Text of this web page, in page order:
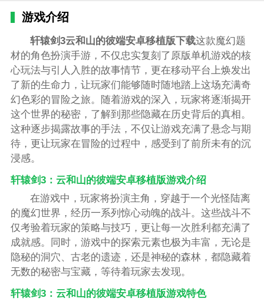
游戏介绍
轩辕剑3云和山的彼端安卓移植版下载这款魔幻题
材的角色扮演手游，不仅忠实复刻了原版单机游戏的核
心玩法与引人入胜的故事情节，更在移动平台上焕发出
了新的生命力，让玩家们能够随时随地踏上这场充满奇
幻色彩的冒险之旅。随着游戏的深入，玩家将逐渐揭开
这个世界的秘密，了解到那些隐藏在历史背后的真相。
这种逐步揭露故事的手法，不仅让游戏充满了悬念与期
待，更让玩家在冒险的过程中，感受到了前所未有的沉
浸感。
轩辕剑3：云和山的彼端安卓移植版游戏介绍
在游戏中，玩家将扮演主角，穿越于一个光怪陆离
的魔幻世界，经历一系列惊心动魄的战斗。这些战斗不
仅考验着玩家的策略与技巧，更让每一次胜利都充满了
成就感。同时，游戏中的探索元素也极为丰富，无论是
隐秘的洞穴、古老的遗迹，还是神秘的森林，都隐藏着
无数的秘密与宝藏，等待着玩家去发现。
轩辕剑3：云和山的彼端安卓移植版游戏特色